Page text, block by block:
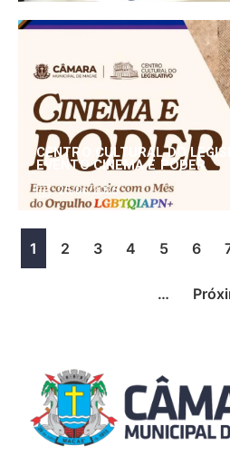
CENTRO CULTURAL DO
EVENTO CINEMA E PODER
25/06/2026
1 2 3 4 5 6
…